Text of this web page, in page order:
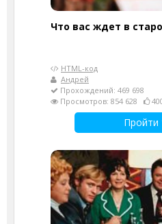
Что вас ждет в
HTML-код
Андрей
Прохождений: 469 698
Просмотров: 854 628
Пройти